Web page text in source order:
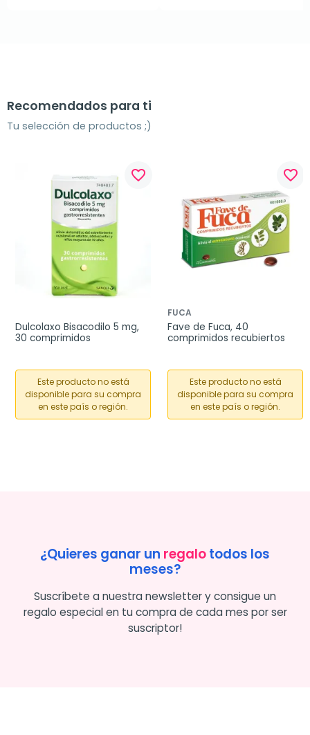
Recomendados para ti
Tu selección de productos ;)
favorite_border
Dulcolaxo Bisacodilo 5 mg,
30 comprimidos
Este producto no está
disponible para su compra
en este país o región.
favorite_border
FUCA
Fave de Fuca, 40
comprimidos recubiertos
Este producto no está
disponible para su compra
en este país o región.
¿Quieres ganar un regalotodos los
meses?
Suscríbete a nuestra newsletter y consigue un
regalo especial en tu compra de cada mes por ser
suscriptor!